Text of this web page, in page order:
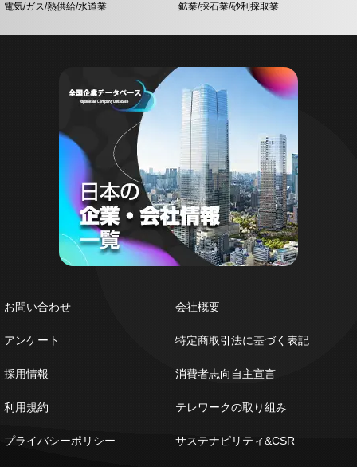
電気/ガス/熱供給/水道業
鉱業/採石業/砂利採取業
お問い合わせ
アンケート
採用情報
利用規約
プライバシーポリシー
会社概要
特定商取引法に基づく表記
消費者志向自主宣言
テレワークの取り組み
サステナビリティ&CSR